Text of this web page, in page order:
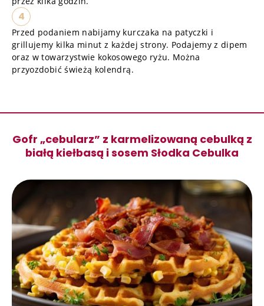
4
Przed podaniem nabijamy kurczaka na patyczki i
grillujemy kilka minut z każdej strony. Podajemy z dipem
oraz w towarzystwie kokosowego ryżu. Można
przyozdobić świeżą kolendrą.
Gofr „cebularz” z karmelizowaną cebulką z
białą kiełbasą i sosem Słodka Cebulka